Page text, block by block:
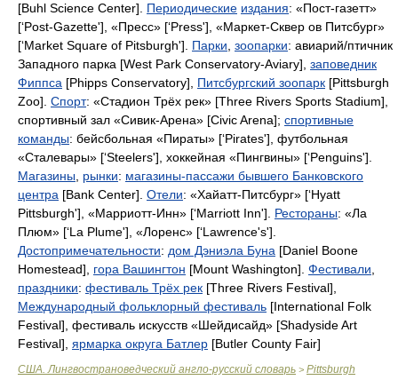
[Buhl Science Center]. Периодические издания: «Пост-газетт»
[‘Post-Gazette'], «Пресс» [‘Press'], «Маркет-Сквер ов Питсбург»
[‘Market Square of Pitsburgh']. Парки зоопарки: авиарий/птичник
Западного парка [West Park Conservatory-Aviary], заповедник
Фиппса [Phipps Conservatory], Питсбургский зоопарк [Pittsburgh
Zoo]. Спорт: «Стадион Трёх рек» [Three Rivers Sports Stadium],
спортивный зал «Сивик-Арена» [Civic Arena]; спортивные
команды: бейсбольная «Пираты» [‘Pirates'], футбольная
«Сталевары» [‘Steelers'], хоккейная «Пингвины» [‘Penguins'].
Магазины
рынки: магазины-пассажи бывшего Банковского
центра [Bank Center]. Отели: «Хайатт-Питсбург» [‘Hyatt
Pittsburgh'], «Марриотт-Инн» [‘Marriott Inn']. Рестораны: «Ла
Плюм» [‘La Plume'], «Лоренс» [‘Lawrence's'].
Достопримечательности: дом Дэниэла Буна [Daniel Boone
Homestead], гора Вашингтон [Mount Washington]. Фестивали
праздники: фестиваль Трёх рек [Three Rivers Festival],
Международный фольклорный фестиваль [International Folk
Festival], фестиваль искусств «Шейдисайд» [Shadyside Art
Festival], ярмарка округа Батлер [Butler County Fair]
США. Лингвострановедческий англо-русский словарь > Pittsburgh